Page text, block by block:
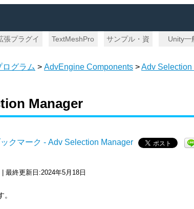
張プラグイ
TextMeshPro
サンプル・資
Unity一
ログラム > AdvEngine Components >Adv Selection
Manager
最終更新日:2024年5月18日